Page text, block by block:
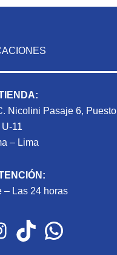
Nicolini Pasaje 6, Puesto
U-11
– Lima
– Las 24 horas
TikTok WhatsApp